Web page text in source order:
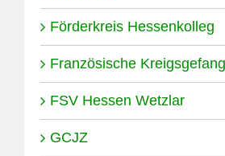
Förderkreis Hessenkolleg
Französische
FSV Hessen Wetzlar
GCJZ